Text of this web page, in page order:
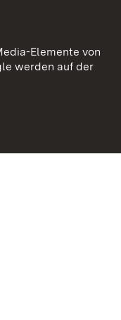
Elemente von
werden auf der